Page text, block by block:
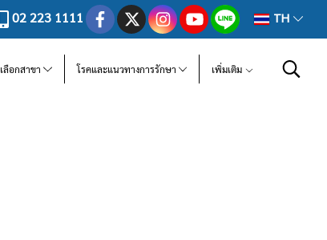
02 223 1111 TH
เลือกสาขา โรคและแนวทางการรักษา เพิ่มเติม